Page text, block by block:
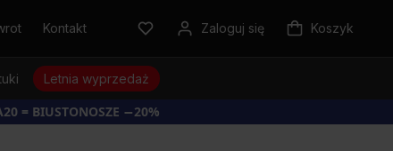
Kontakt Zaloguj się Koszyk
Letnia wyprzedaż
= BIUSTONOSZE −20%